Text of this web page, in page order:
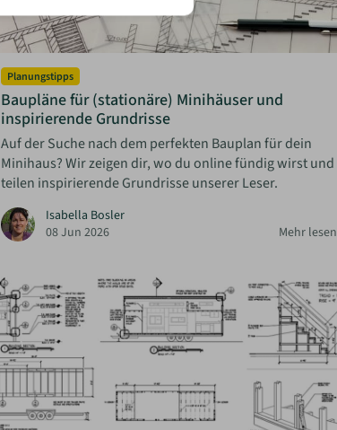
Planungstipps
Baupläne für (stationäre) Minihäuser und
inspirierende Grundrisse
Auf der Suche nach dem perfekten Bauplan für dein
Minihaus? Wir zeigen dir, wo du online fündig wirst und
teilen inspirierende Grundrisse unserer Leser.
Isabella Bosler
08 Jun 2026
Mehr lesen